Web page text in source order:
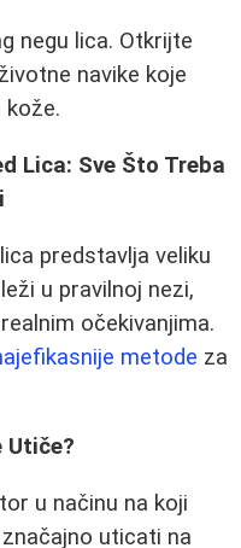
negu lica. Otkrijte
navike koje
kože.
Lica: Sve Što Treba
predstavlja veliku
u pravilnoj nezi,
očekivanjima.
metode za
Utiče?
u načinu na koji
uticati na